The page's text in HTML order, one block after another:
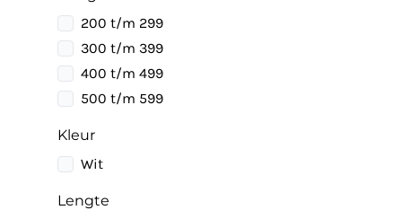
200 t/m 299
300 t/m 399
400 t/m 499
500 t/m 599
Kleur
Wit
Lengte